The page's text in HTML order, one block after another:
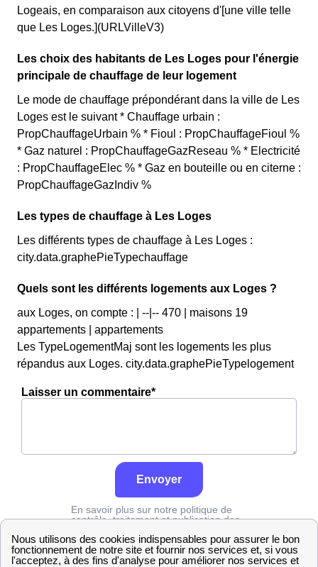
Logeais, en comparaison aux citoyens d'[une ville telle
que Les Loges.](URLVilleV3)
Les choix des habitants de Les Loges pour l'énergie
principale de chauffage de leur logement
Le mode de chauffage prépondérant dans la ville de Les
Loges est le suivant * Chauffage urbain :
PropChauffageUrbain % * Fioul : PropChauffageFioul %
* Gaz naturel : PropChauffageGazReseau % * Electricité
: PropChauffageElec % * Gaz en bouteille ou en citerne :
PropChauffageGazIndiv %
Les types de chauffage à Les Loges
Les différents types de chauffage à Les Loges :
city.data.graphePieTypechauffage
Quels sont les différents logements aux Loges ?
aux Loges, on compte : | --|-- 470 | maisons 19
appartements | appartements
Les TypeLogementMaj sont les logements les plus
répandus aux Loges. city.data.graphePieTypelogement
Laisser un commentaire*
Envoyer
En savoir plus sur notre politique de
contrôle, traitement et publication des